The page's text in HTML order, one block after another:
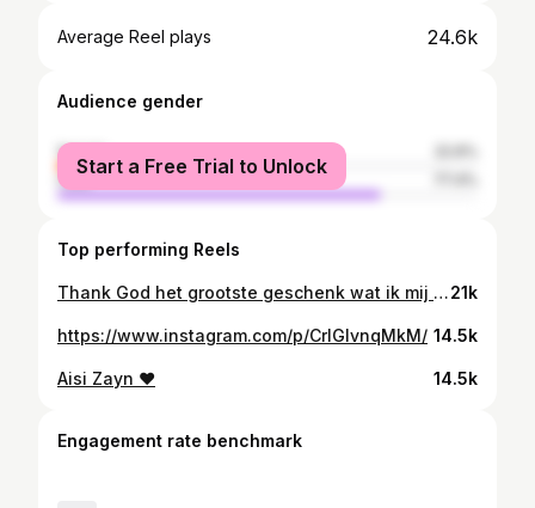
Average Reel plays 24.6k
Audience gender
female
male
Start a Free Trial to Unlock
Top performing Reels
Thank God het grootste geschenk wat ik mij kan bedenken heb ik gekregen 🤲🏾❤️ kan niet wachten om dit nieuwe pad te bewandelen love You Sara. Alles wat ik vanaf nu doe is voor jullie 💕🤞🏾 CANTT WAIIIITTTT 😍😍😍.21k
https://www.instagram.com/p/CrlGIvnqMkM/ 14.5k
Aisi Zayn ❤️ 14.5k
Engagement rate benchmark